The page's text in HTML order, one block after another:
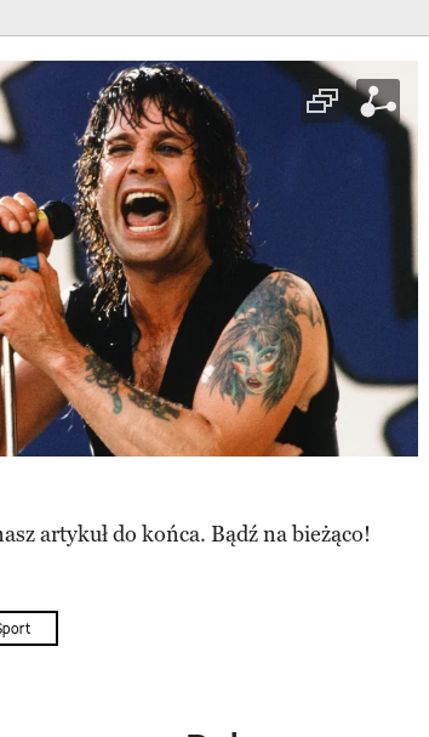
artykuł do końca. Bądź na bieżąco!